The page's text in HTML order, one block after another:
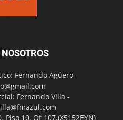
Fernando Agüero -
Fernando Villa -
Piso 10. Of 107.(X5152EYN)